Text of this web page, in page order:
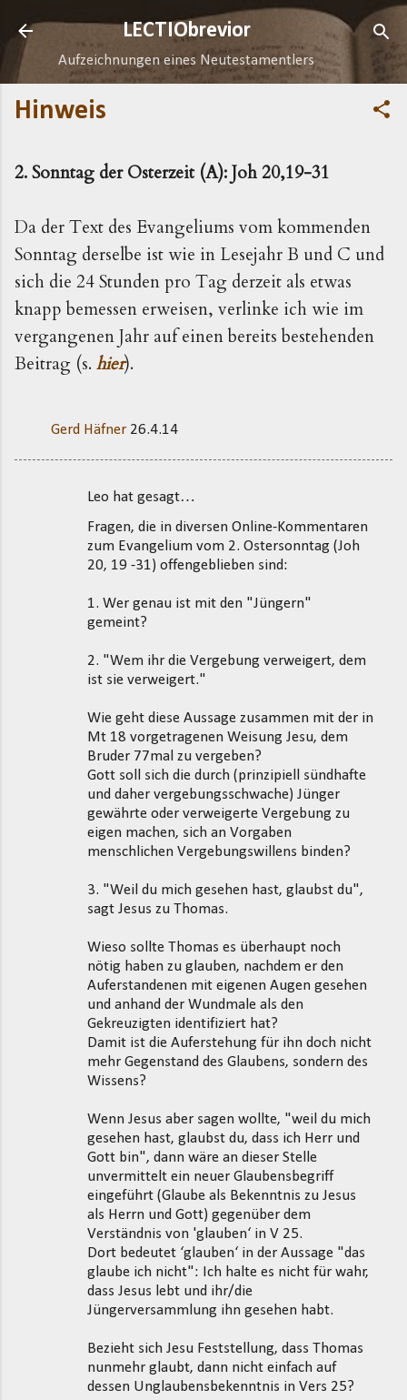
Direkt zum Hauptbereich
LECTIObrevior
Aufzeichnungen eines Neutestamentlers
Hinweis
2. Sonntag der Osterzeit (A): Joh 20,19-31
Da der Text des Evangeliums vom kommenden
Sonntag derselbe ist wie in Lesejahr B und C und
sich die 24 Stunden pro Tag derzeit als etwas
knapp bemessen erweisen, verlinke ich wie im
vergangenen Jahr auf einen bereits bestehenden
Beitrag (s. hier).
Gerd Häfner 26.4.14
Leo hat gesagt…
Fragen, die in diversen Online-Kommentaren
zum Evangelium vom 2. Ostersonntag (Joh
20, 19 -31) offengeblieben sind:
1. Wer genau ist mit den "Jüngern"
gemeint?
2. "Wem ihr die Vergebung verweigert, dem
ist sie verweigert."
Wie geht diese Aussage zusammen mit der in
Mt 18 vorgetragenen Weisung Jesu, dem
Bruder 77mal zu vergeben?
Gott soll sich die durch (prinzipiell sündhafte
und daher vergebungsschwache) Jünger
gewährte oder verweigerte Vergebung zu
eigen machen, sich an Vorgaben
menschlichen Vergebungswillens binden?
3. "Weil du mich gesehen hast, glaubst du",
sagt Jesus zu Thomas.
Wieso sollte Thomas es überhaupt noch
nötig haben zu glauben, nachdem er den
Auferstandenen mit eigenen Augen gesehen
und anhand der Wundmale als den
Gekreuzigten identifiziert hat?
Damit ist die Auferstehung für ihn doch nicht
mehr Gegenstand des Glaubens, sondern des
Wissens?
Wenn Jesus aber sagen wollte, "weil du mich
gesehen hast, glaubst du, dass ich Herr und
Gott bin", dann wäre an dieser Stelle
unvermittelt ein neuer Glaubensbegriff
eingeführt (Glaube als Bekenntnis zu Jesus
als Herrn und Gott) gegenüber dem
Verständnis von 'glauben‘ in V 25.
Dort bedeutet ‘glauben‘ in der Aussage "das
glaube ich nicht": Ich halte es nicht für wahr,
dass Jesus lebt und ihr/die
Jüngerversammlung ihn gesehen habt.
Bezieht sich Jesu Feststellung, dass Thomas
nunmehr glaubt, dann nicht einfach auf
dessen Unglaubensbekenntnis in Vers 25?